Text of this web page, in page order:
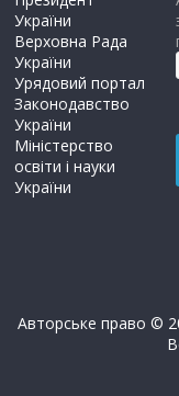
України
Верховна Рада
України
Урядовий портал
Законодавство
України
Міністерство
освіти і науки
України
Авторське право ©